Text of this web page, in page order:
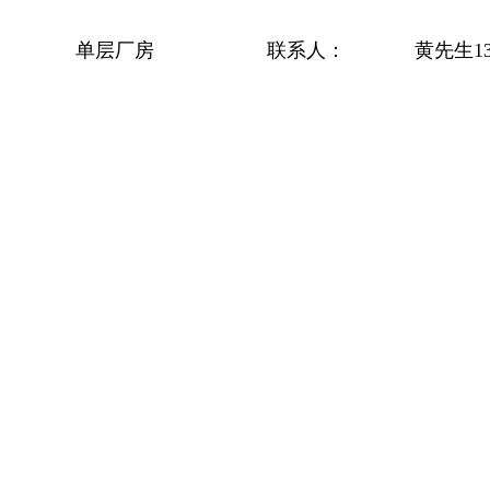
单层厂房 联系人： 黄先生